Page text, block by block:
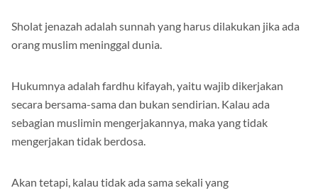
Sholat jenazah adalah sunnah yang harus dilakukan jika ada
orang muslim meninggal dunia.
Hukumnya adalah fardhu kifayah, yaitu wajib dikerjakan
secara bersama-sama dan bukan sendirian. Kalau ada
sebagian muslimin mengerjakannya, maka yang tidak
mengerjakan tidak berdosa.
Akan tetapi, kalau tidak ada sama sekali yang